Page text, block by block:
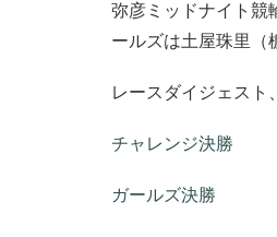
弥彦ミッドナイト競
ールズは土屋珠里（
レースダイジェスト
チャレンジ決勝
ガールズ決勝